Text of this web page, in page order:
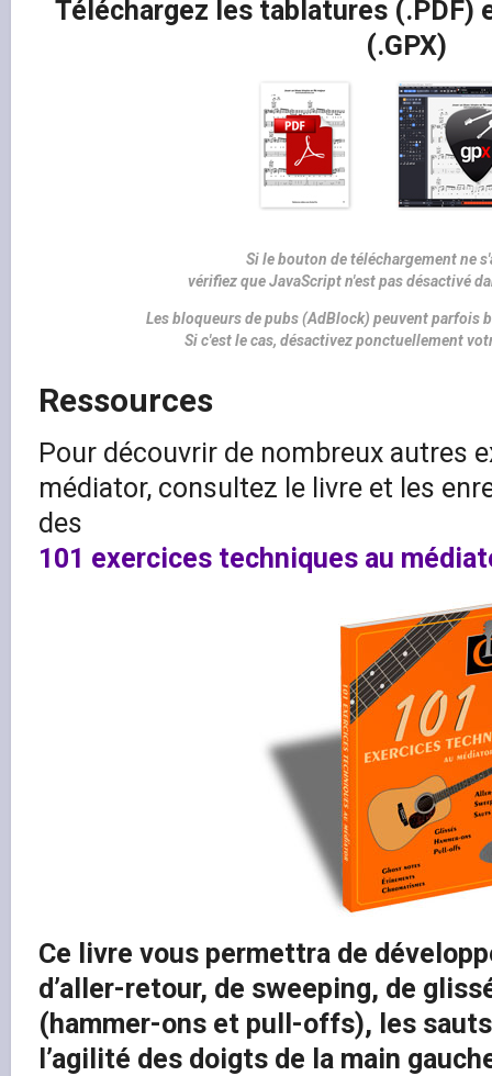
Téléchargez les tablatures
(.GPX)
Si le bouton de téléchargement ne
vérifiez que JavaScript n'est pas désactivé
Les bloqueurs de pubs (AdBlock) peuvent parfois
Si c'est le cas, désactivez ponctuellement
Ressources
Pour découvrir de nombreux autres
médiator, consultez le livre et les
des
101 exercices techniques au
Ce livre vous permettra de
d’aller-retour, de sweeping, de
(hammer-ons et pull-offs), les
l’agilité des doigts de la main